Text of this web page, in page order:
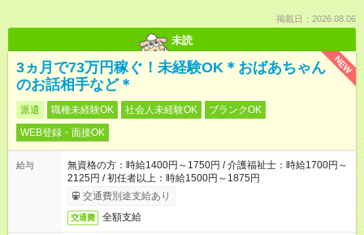
掲載日：2026.08.06
未読
NEW
3ヵ月で73万円稼ぐ！未経験OK＊おばあちゃん
のお話相手など＊
派遣 職種未経験OK 社会人未経験OK
ブランクOK
WEB登録・面接OK
給与
無資格の方：時給1400円～1750円 / 介護福祉士：時給1700円～
2125円 / 初任者以上：時給1500円～1875円
交通費別途支給あり
交通費 全額支給